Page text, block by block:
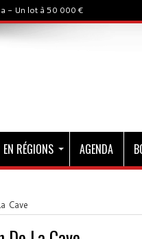
- Un lot à 50 000 €
EN RÉGIONS AGENDA
Cave